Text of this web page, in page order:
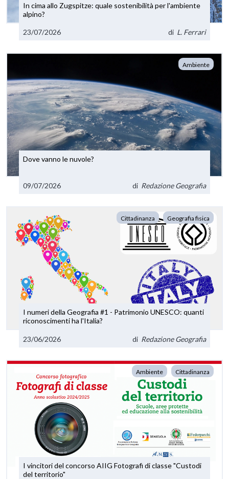
In cima allo Zugspitze: quale sostenibilità per l'ambiente
alpino?
23/07/2026 di L. Ferrari
Ambiente
Dove vanno le nuvole?
09/07/2026 di Redazione Geografia
Cittadinanza Geografia fisica
I numeri della Geografia #1 - Patrimonio UNESCO: quanti
riconoscimenti ha l'Italia?
23/06/2026 di Redazione Geografia
Ambiente Cittadinanza
I vincitori del concorso AIIG Fotografi di classe "Custodi
del territorio"